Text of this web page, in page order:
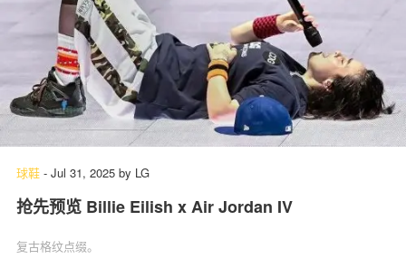
球鞋 - Jul 31, 2025 by LG
抢先预览 Billie Eilish x Air Jordan IV
复古格纹点缀。